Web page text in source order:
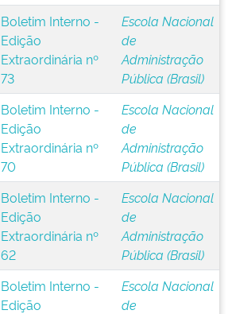
Boletim Interno -
Edição
Extraordinária nº
73
Escola Nacional
de
Administração
Pública (Brasil)
Boletim Interno -
Edição
Extraordinária nº
70
Escola Nacional
de
Administração
Pública (Brasil)
Boletim Interno -
Edição
Extraordinária nº
62
Escola Nacional
de
Administração
Pública (Brasil)
Boletim Interno -
Edição
Escola Nacional
de